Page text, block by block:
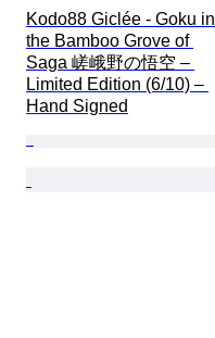
Kodo88 Giclée - Goku in
the Bamboo Grove of
Saga 嵯峨野の悟空 –
Limited Edition (6/10) –
Hand Signed